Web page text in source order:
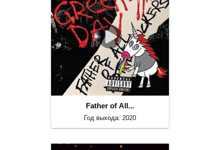
Father of All...
Год выхода: 2020